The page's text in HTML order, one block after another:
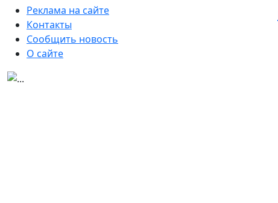
Реклама на сайте
Контакты
Сообщить новость
О сайте